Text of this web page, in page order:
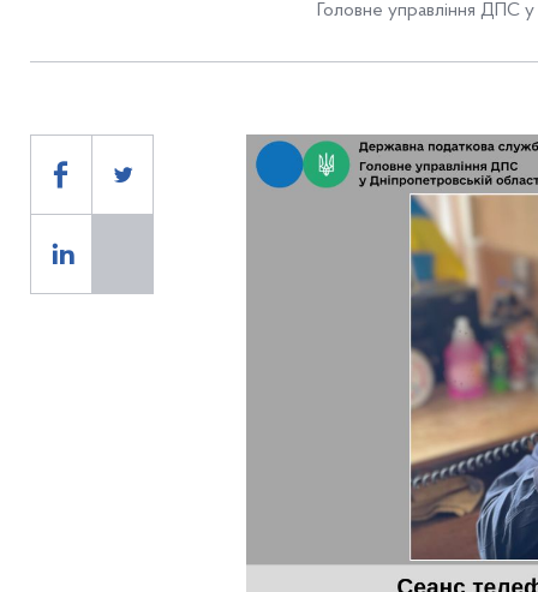
Головне управління ДПС